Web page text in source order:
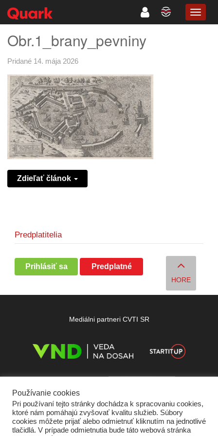
Obr.1_brany_pevniny
Pridané 14. mája 2026
Zdieľať článok
Predplatitelia
Prihlásiť sa Predplatné
HORE
Mediálni partneri CVTI SR
Používanie cookies
Pri používaní tejto stránky dochádza k spracovaniu cookies,
ktoré nám pomáhajú zvyšovať kvalitu služieb. Súbory
cookies môžete prijať alebo odmietnuť kliknutím na jednotlivé
tlačidlá. V prípade odmietnutia bude táto webová stránka